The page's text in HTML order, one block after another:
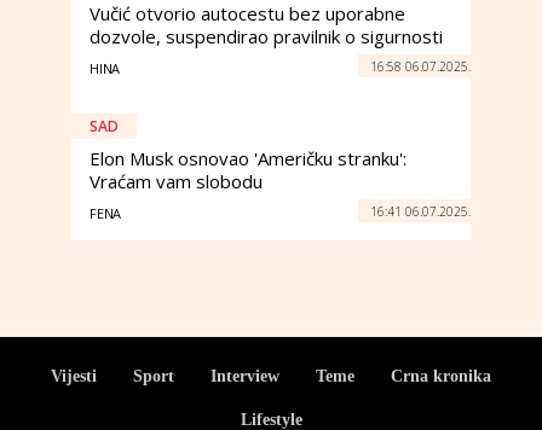
Vučić otvorio autocestu bez uporabne
dozvole, suspendirao pravilnik o sigurnosti
HINA 16:58 06.07.2025.
SAD
Elon Musk osnovao 'Američku stranku':
Vraćam vam slobodu
FENA 16:41 06.07.2025.
Vijesti Sport Interview Teme Crna kronika
Lifestyle